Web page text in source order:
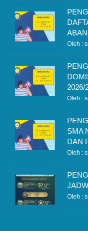
Oleh :
2026/
Oleh :
SMA
DAN
Oleh :
Oleh :